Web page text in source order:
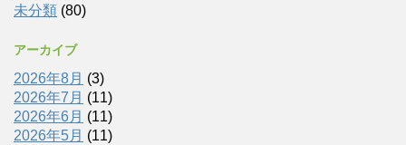
未分類 (80)
アーカイブ
2026年8月 (3)
2026年7月 (11)
2026年6月 (11)
2026年5月 (11)